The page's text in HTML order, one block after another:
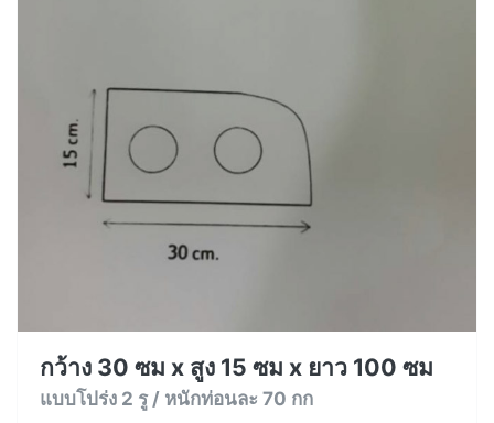
กว้าง 30 ซม x สูง 15 ซม x ยาว 100 ซม
แบบโปร่ง 2 รู / หนักท่อนละ 70 กก